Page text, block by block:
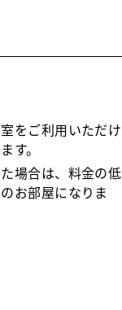
をご利用いただけ
す。
場合は、料金の低
お部屋になりま